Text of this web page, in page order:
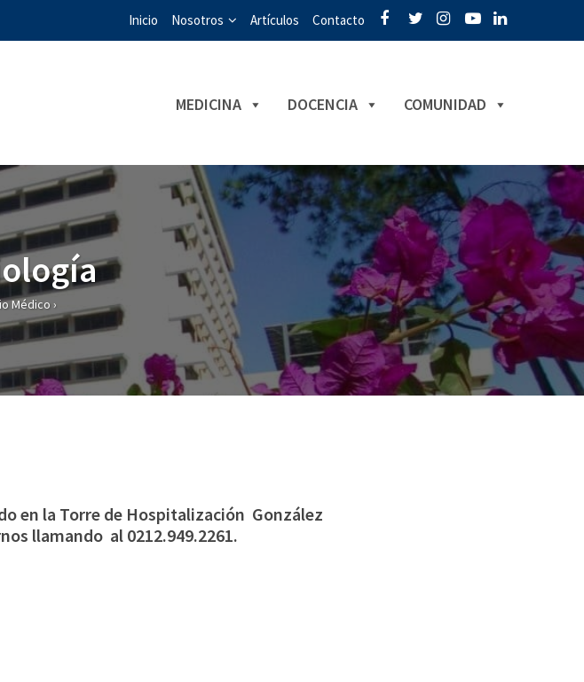
Inicio Nosotros Artículos Contacto
MEDICINA DOCENCIA COMUNIDAD
Médico ›
en la Torre de Hospitalización González
llamando al 0212.949.2261.